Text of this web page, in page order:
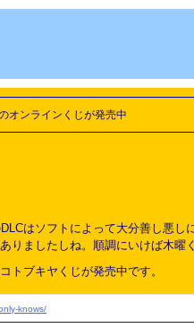
オンラインくじが発売中
はソフトによって大分善し悪
ましたしね。順調にいけば木曜
トブキヤくじが発売中です。
knows/